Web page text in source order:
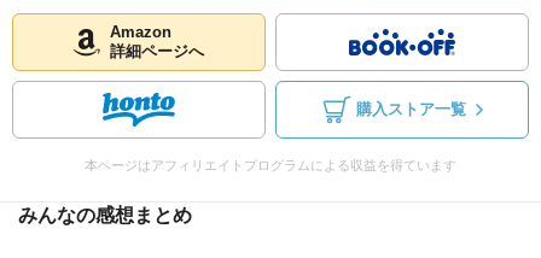
Amazon
詳細ページへ
購入ストア一覧
本ページはアフィリエイトプログラムによる収益を得ています
みんなの感想まとめ